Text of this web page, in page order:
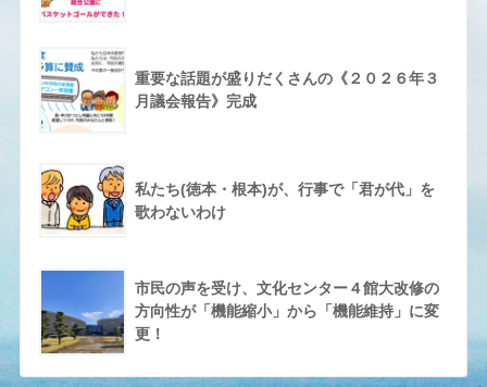
重要な話題が盛りだくさんの《２０２６年３
月議会報告》完成
私たち(徳本・根本)が、行事で「君が代」を
歌わないわけ
市民の声を受け、文化センター４館大改修の
方向性が「機能縮小」から「機能維持」に変
更！